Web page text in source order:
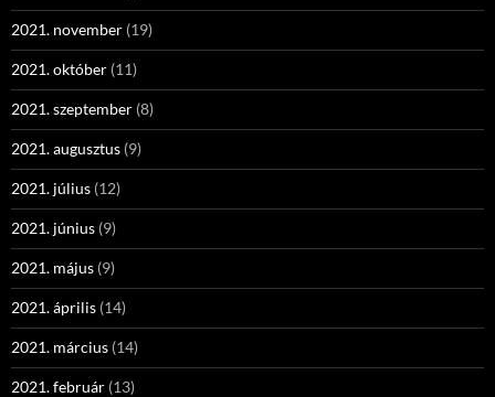
2021. november (19)
2021. október (11)
2021. szeptember (8)
2021. augusztus (9)
2021. július (12)
2021. június (9)
2021. május (9)
2021. április (14)
2021. március (14)
2021. február (13)